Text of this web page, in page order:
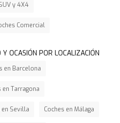
y 4X4
Comercial
OCASIÓN POR LOCALIZACIÓN
en Barcelona
en Tarragona
en Sevilla Coches en Málaga